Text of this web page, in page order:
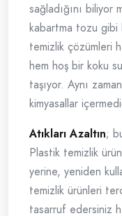
sağladığını biliyor
kabartma tozu gibi
temizlik çözümleri
hem hoş bir koku
taşıyor. Aynı
kimyasallar
Atıkları Azaltın;
Plastik temizlik
yerine, yeniden
temizlik ürünleri
tasarruf edersiniz